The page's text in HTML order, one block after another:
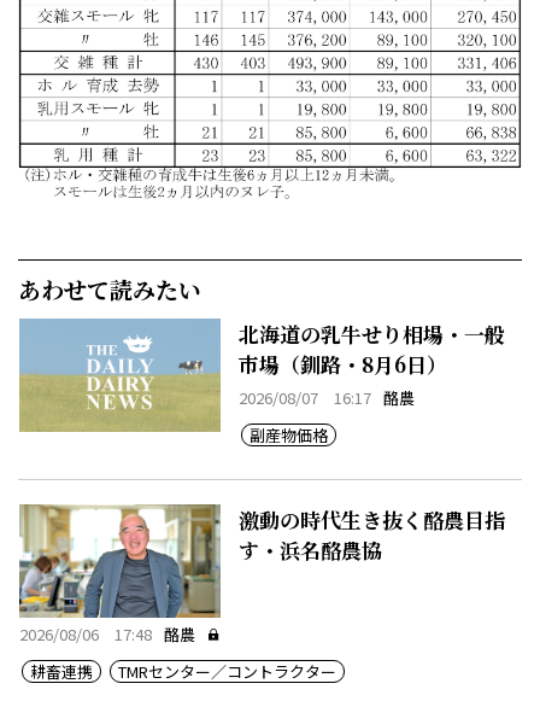
あわせて読みたい
北海道の乳牛せり相場・一般
市場（釧路・8月6日）
2026/08/07 16:17 酪農
副産物価格
激動の時代生き抜く酪農目指
す・浜名酪農協
2026/08/06 17:48 酪農
耕畜連携
TMRセンター／コントラクター